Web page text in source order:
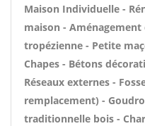
Maison Individuelle -
maison - Aménagement
tropézienne - Petite
Chapes - Bétons
Réseaux externes -
remplacement) -
traditionnelle bois -